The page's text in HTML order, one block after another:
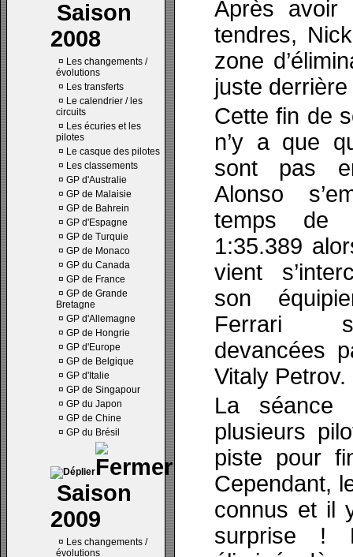
Saison
2008
¤ Les changements /
évolutions
¤ Les transferts
¤ Le calendrier / les
circuits
¤ Les écuries et les
pilotes
¤ Le casque des pilotes
¤ Les classements
¤ GP d'Australie
¤ GP de Malaisie
¤ GP de Bahrein
¤ GP d'Espagne
¤ GP de Turquie
¤ GP de Monaco
¤ GP du Canada
¤ GP de France
¤ GP de Grande
Bretagne
¤ GP d'Allemagne
¤ GP de Hongrie
¤ GP d'Europe
¤ GP de Belgique
¤ GP d'Italie
¤ GP de Singapour
¤ GP du Japon
¤ GP de Chine
¤ GP du Brésil
Saison
2009
¤ Les changements /
évolutions
Après avoir
tendres,
zone
juste
Cette fin de
n’y a que
sont pas
Alonso
temps de
1:35.389
vient
son
Ferrari
devancées
Vitaly Petrov.
La séance
plusieurs
piste pour
Cependant,
connus et il
surprise !